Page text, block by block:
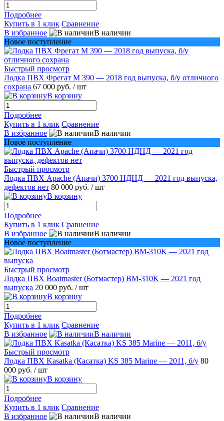
Подробнее
Купить в 1 клик Сравнение
В избранное
В наличии
Новое поступление
Быстрый просмотр
Лодка ПВХ Фрегат М 390 — 2018 год выпуска, б/у отличного
сохрана 67 000 руб. / шт
В корзину
Подробнее
Купить в 1 клик Сравнение
В избранное
В наличии
Новое поступление
Быстрый просмотр
Лодка ПВХ Apache (Апачи) 3700 НДНД — 2021 год выпуска,
дефектов нет 80 000 руб. / шт
В корзину
Подробнее
Купить в 1 клик Сравнение
В избранное
В наличии
Новое поступление
Быстрый просмотр
Лодка ПВХ Boatmaster (Ботмастер) BM-310K — 2021 год
выпуска 20 000 руб. / шт
В корзину
Подробнее
Купить в 1 клик Сравнение
В избранное
В наличии
Быстрый просмотр
Лодка ПВХ Kasatka (Касатка) KS 385 Marine — 2011, б/у 80
000 руб. / шт
В корзину
Подробнее
Купить в 1 клик Сравнение
В избранное
В наличии